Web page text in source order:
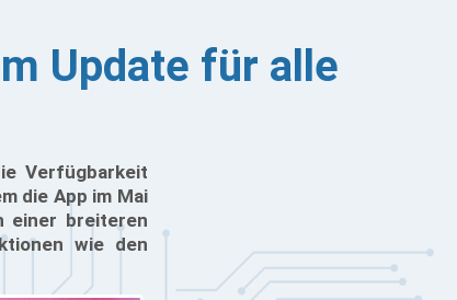
Update für alle
Verfügbarkeit
die App im Mai
einer breiteren
wie den